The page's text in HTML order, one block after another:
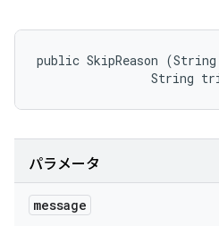
public SkipReason (String
String
パラメータ
message